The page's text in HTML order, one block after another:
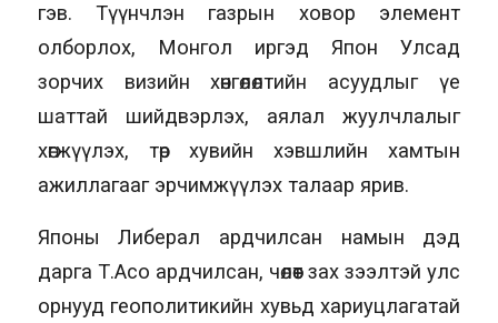
гэв. Түүнчлэн газрын ховор элемент
олборлох, Монгол иргэд Япон Улсад
зорчих визийн хөнгөлөлтийн асуудлыг үе
шаттай шийдвэрлэх, аялал жуулчлалыг
хөгжүүлэх, төр хувийн хэвшлийн хамтын
ажиллагааг эрчимжүүлэх талаар ярив.
Японы Либерал ардчилсан намын дэд
дарга Т.Асо ардчилсан, чөлөөт зах зээлтэй улс
орнууд геополитикийн хувьд хариуцлагатай